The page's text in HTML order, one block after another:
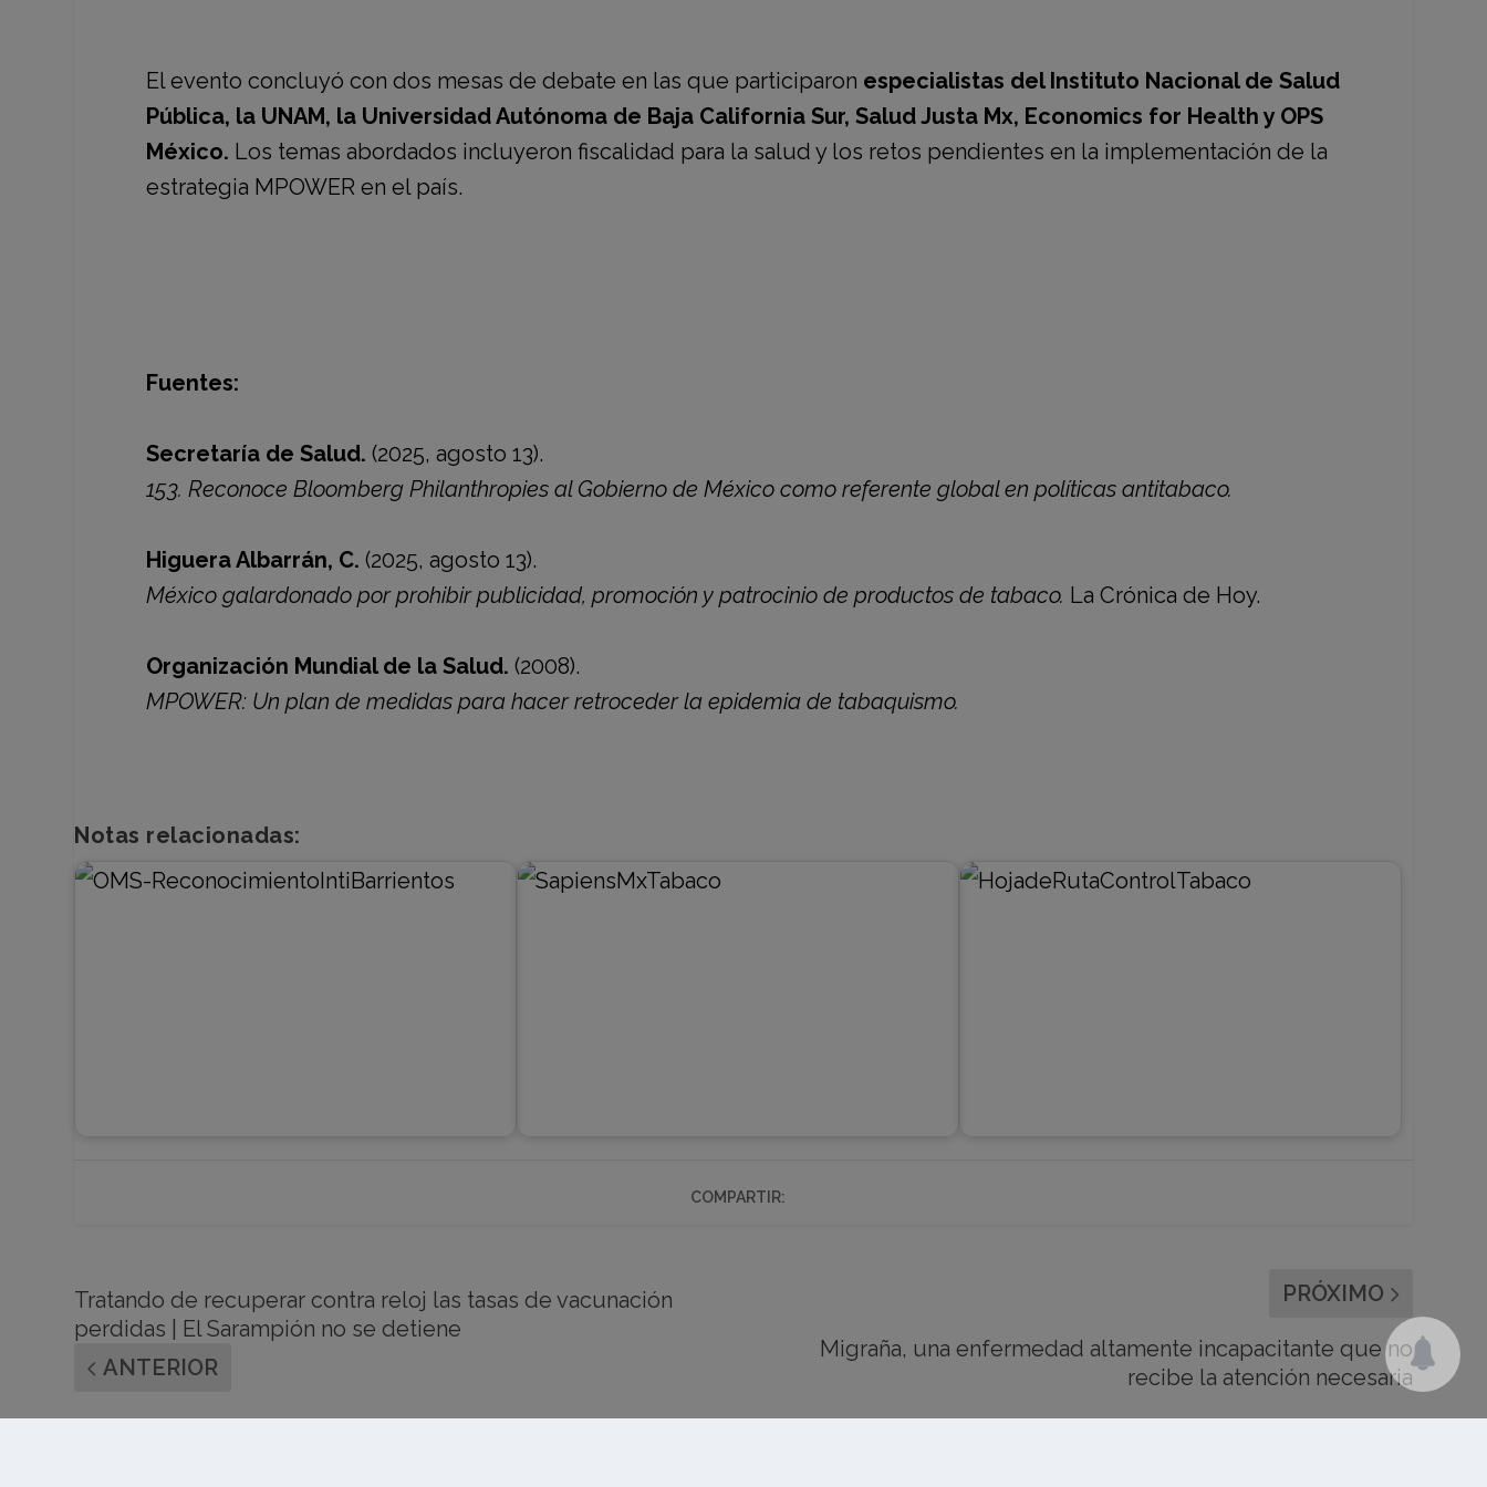
El evento concluyó con dos mesas de debate en las que participaron especialistas del Instituto Nacional de Salud
Pública, la UNAM, la Universidad Autónoma de Baja California Sur, Salud Justa Mx, Economics for Health y OPS
México. Los temas abordados incluyeron fiscalidad para la salud y los retos pendientes en la implementación de la
estrategia MPOWER en el país.
Fuentes:
Secretaría de Salud. (2025, agosto 13).
153. Reconoce Bloomberg Philanthropies al Gobierno de México como referente global en políticas antitabaco.
Higuera Albarrán, C. (2025, agosto 13).
México galardonado por prohibir publicidad, promoción y patrocinio de productos de tabaco. La Crónica de Hoy.
Organización Mundial de la Salud. (2008).
MPOWER: Un plan de medidas para hacer retroceder la epidemia de tabaquismo.
Notas relacionadas:
COMPARTIR:
Tratando de recuperar contra reloj las tasas de vacunación
perdidas | El Sarampión no se detiene
ANTERIOR
PRÓXIMO
Migraña, una enfermedad altamente incapacitante que no
recibe la atención necesaria